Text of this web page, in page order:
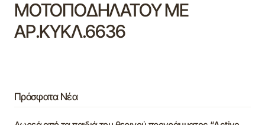
ΜΟΤΟΠΟΔΗΛΑΤΟΥ ΜΕ
ΑΡ.ΚΥΚΛ.6636
Πρόσφατα Νέα